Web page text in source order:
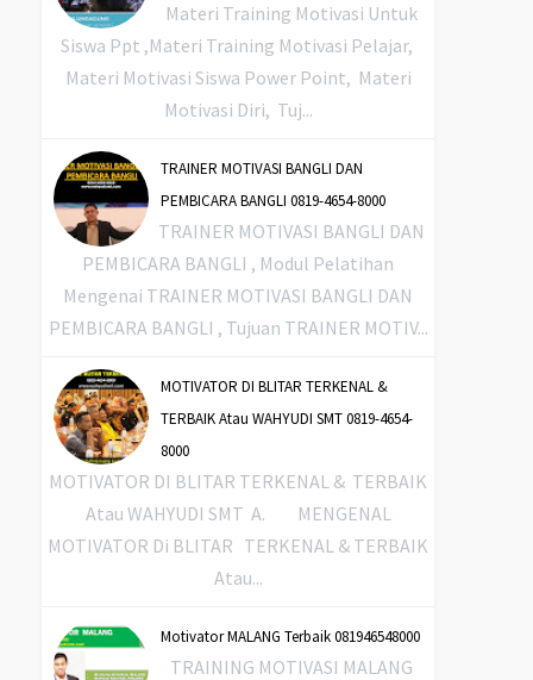
Materi Training Motivasi Untuk
Siswa Ppt ,Materi Training Motivasi Pelajar,
Materi Motivasi Siswa Power Point, Materi
Motivasi Diri, Tuj...
TRAINER MOTIVASI BANGLI DAN
PEMBICARA BANGLI 0819-4654-8000
TRAINER MOTIVASI BANGLI DAN
PEMBICARA BANGLI , Modul Pelatihan
Mengenai TRAINER MOTIVASI BANGLI DAN
PEMBICARA BANGLI , Tujuan TRAINER MOTIV...
MOTIVATOR DI BLITAR TERKENAL &
TERBAIK Atau WAHYUDI SMT 0819-4654-
8000
MOTIVATOR DI BLITAR TERKENAL & TERBAIK
Atau WAHYUDI SMT A. MENGENAL
MOTIVATOR Di BLITAR TERKENAL & TERBAIK
Atau...
Motivator MALANG Terbaik 081946548000
TRAINING MOTIVASI MALANG